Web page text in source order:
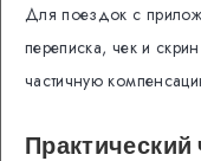
Для поездок с
переписка, чек и
частичную
Практический